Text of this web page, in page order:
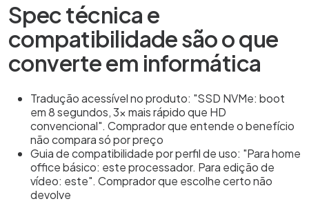
Spec técnica e
compatibilidade são o que
converte em informática
Tradução acessível no produto: "SSD NVMe: boot
em 8 segundos, 3x mais rápido que HD
convencional". Comprador que entende o benefício
não compara só por preço
Guia de compatibilidade por perfil de uso: "Para home
office básico: este processador. Para edição de
vídeo: este". Comprador que escolhe certo não
devolve